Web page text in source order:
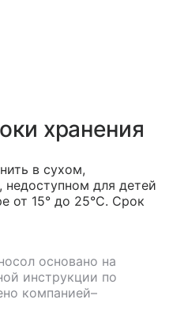
хранения
в сухом,
для детей
от 15° до 25°C. Срок
основано на
инструкции по
компанией–